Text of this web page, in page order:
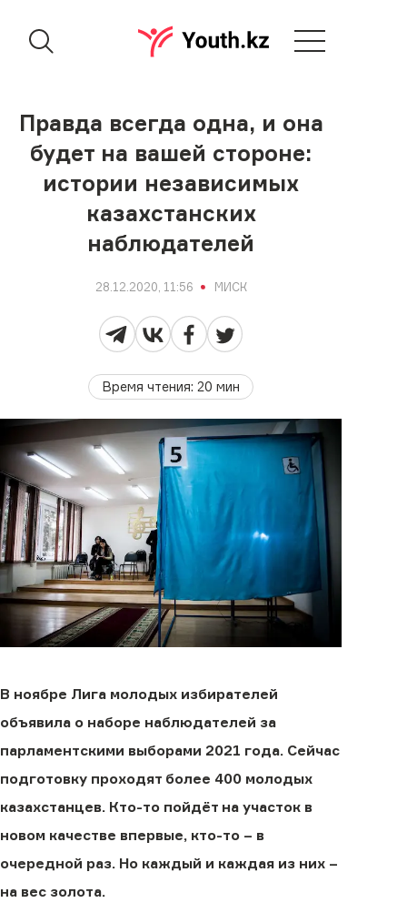
Правда всегда одна, и она
будет на вашей стороне:
истории независимых
казахстанских
наблюдателей
28.12.2020, 11:56 МИСК
Время чтения: 20 мин
В ноябре Лига молодых избирателей
объявила о наборе наблюдателей за
парламентскими выборами 2021 года. Сейчас
подготовку проходят более 400 молодых
казахстанцев. Кто-то пойдёт на участок в
новом качестве впервые, кто-то – в
очередной раз. Но каждый и каждая из них –
на вес золота.